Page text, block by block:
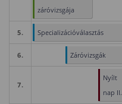
záróvizsgája
5. Specializációválasztás
6. Záróvizsgák
7.
Nyílt
nap II.